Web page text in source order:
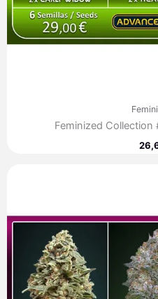
Feminized Collection